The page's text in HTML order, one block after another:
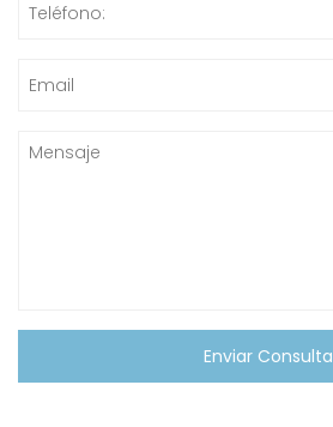
Enviar Consulta